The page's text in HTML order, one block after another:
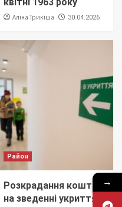
Аліна Трикіша 30.04.2026
Район
Розкрадання коштів
на зведенні укриття в
→